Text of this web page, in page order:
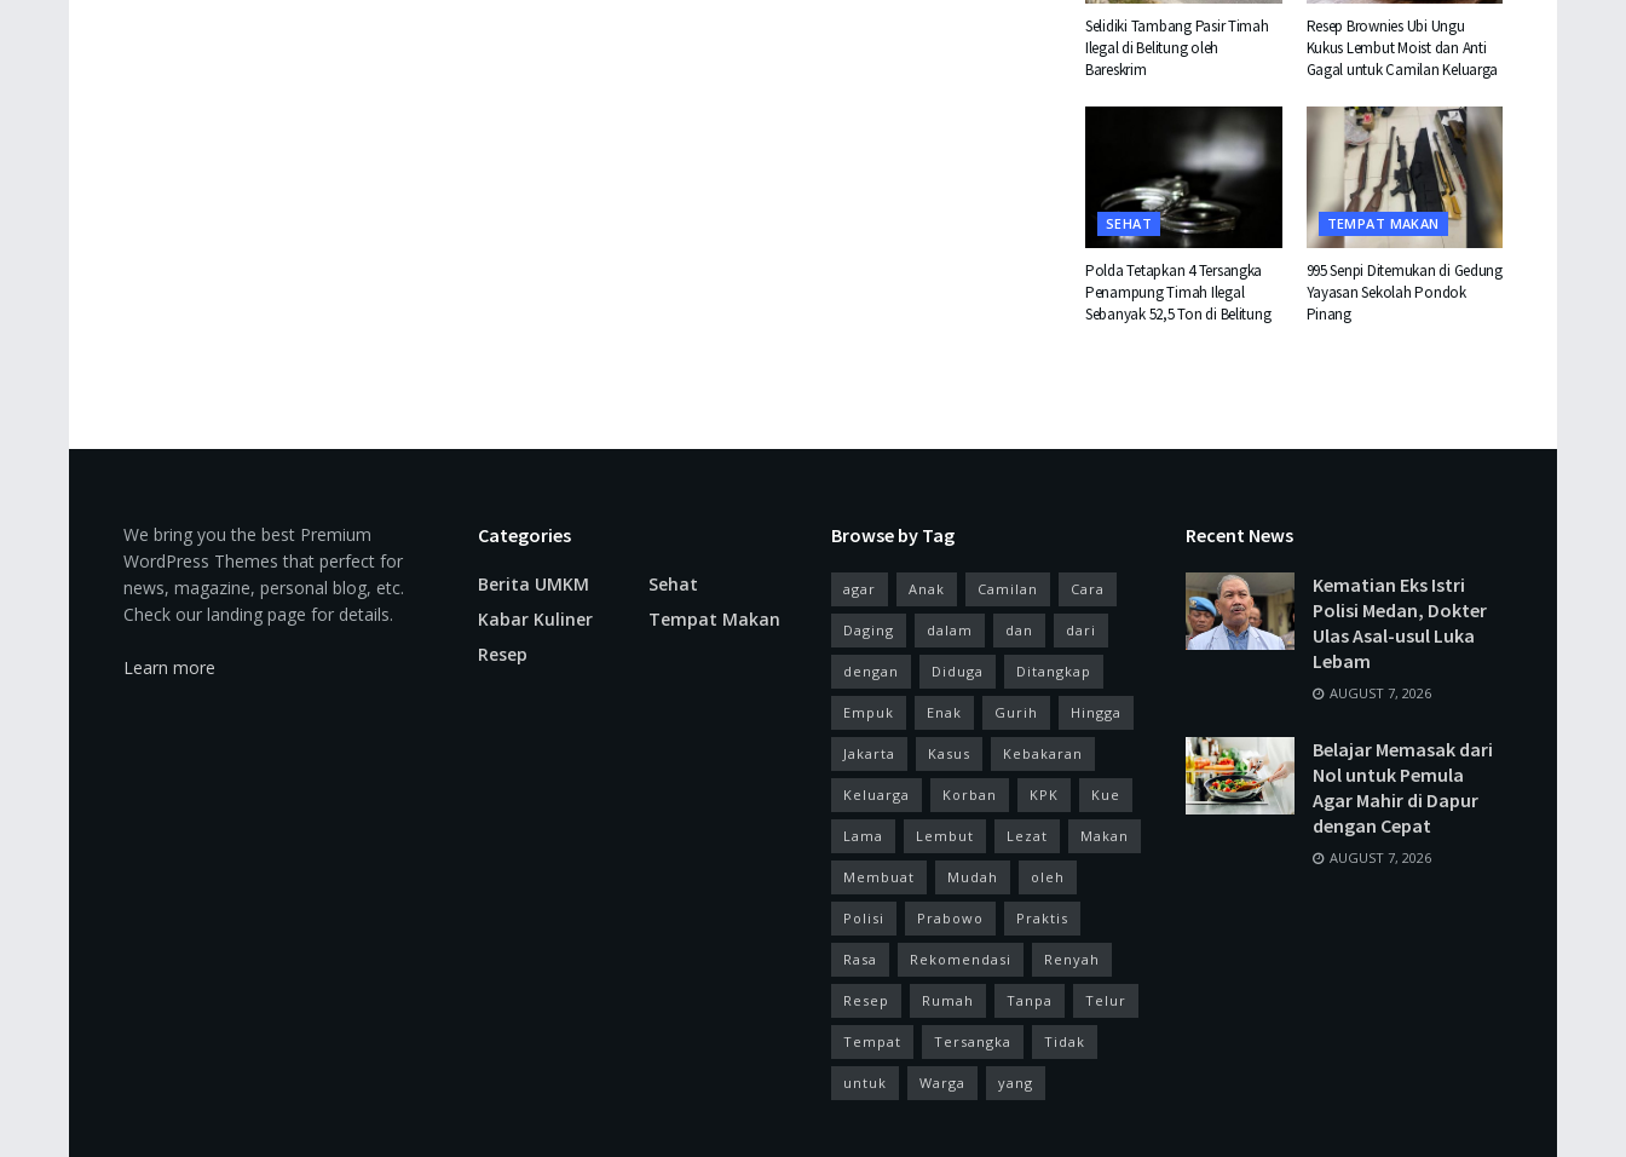
Selidiki Tambang Pasir Timah
Ilegal di Belitung oleh
Bareskrim
Resep Brownies Ubi Ungu
Kukus Lembut Moist dan Anti
Gagal untuk Camilan Keluarga
SEHAT
Polda Tetapkan 4 Tersangka
Penampung Timah Ilegal
Sebanyak 52,5 Ton di Belitung
TEMPAT MAKAN
995 Senpi Ditemukan di Gedung
Yayasan Sekolah Pondok
Pinang
We bring you the best Premium
WordPress Themes that perfect for
news, magazine, personal blog, etc.
Check our landing page for details.
Learn more
Categories
Berita UMKM
Kabar Kuliner
Resep
Sehat
Tempat Makan
Browse by Tag
agar Anak Camilan Cara
Daging dalam dan dari
dengan Diduga Ditangkap
Empuk Enak Gurih Hingga
Jakarta Kasus Kebakaran
Keluarga Korban KPK Kue
Lama Lembut Lezat Makan
Membuat Mudah oleh
Polisi Prabowo Praktis
Rasa Rekomendasi Renyah
Resep Rumah Tanpa Telur
Tempat Tersangka Tidak
untuk Warga yang
Recent News
Kematian Eks Istri
Polisi Medan, Dokter
Ulas Asal-usul Luka
Lebam
AUGUST 7, 2026
Belajar Memasak dari
Nol untuk Pemula
Agar Mahir di Dapur
dengan Cepat
AUGUST 7, 2026